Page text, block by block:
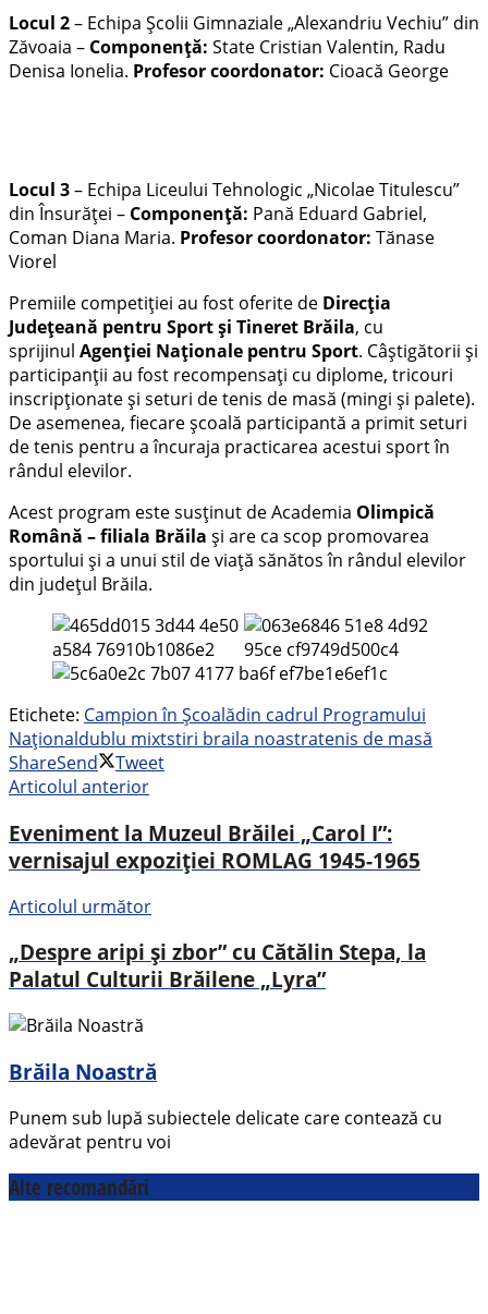
Locul 2– Echipa Școlii Gimnaziale „Alexandriu Vechiu” din
Zăvoaia – Componență: State Cristian Valentin, Radu
Denisa Ionelia. Profesor coordonator: Cioacă George
Locul 3– Echipa Liceului Tehnologic „Nicolae Titulescu”
din Însurăței – Componență: Pană Eduard Gabriel,
Coman Diana Maria. Profesor coordonator: Tănase
Viorel
Premiile competiției au fost oferite de Direcția
Județeană pentru Sport și Tineret Brăila, cu
sprijinul Agenției Naționale pentru Sport. Câștigătorii și
participanții au fost recompensați cu diplome, tricouri
inscripționate și seturi de tenis de masă (mingi și palete).
De asemenea, fiecare școală participantă a primit seturi
de tenis pentru a încuraja practicarea acestui sport în
rândul elevilor.
Acest program este susținut de Academia Olimpică
Română – filiala Brăila și are ca scop promovarea
sportului și a unui stil de viață sănătos în rândul elevilor
din județul Brăila.
Etichete: Campion în Școalădin cadrul Programului
Naționaldublu mixtstiri braila noastratenis de masă
ShareSend
Tweet
Articolul anterior
Eveniment la Muzeul Brăilei „Carol I”:
vernisajul expoziției ROMLAG 1945-1965
Articolul următor
„Despre aripi și zbor” cu Cătălin Stepa, la
Palatul Culturii Brăilene „Lyra”
Brăila Noastră
Punem sub lupă subiectele delicate care contează cu
adevărat pentru voi
Alte recomandări